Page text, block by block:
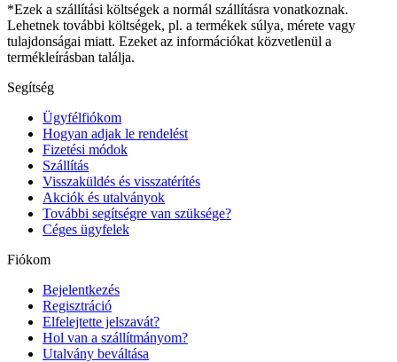
*Ezek a szállítási költségek a normál szállításra vonatkoznak.
Lehetnek további költségek, pl. a termékek súlya, mérete vagy
tulajdonságai miatt. Ezeket az információkat közvetlenül a
termékleírásban találja.
Segítség
Ügyfélfiókom
Hogyan adjak le rendelést
Fizetési módok
Szállítás
Visszaküldés és visszatérítés
Akciók és utalványok
További segítségre van szüksége?
Céges ügyfelek
Fiókom
Bejelentkezés
Regisztráció
Elfelejtette jelszavát?
Hol van a szállítmányom?
Utalvány beváltása